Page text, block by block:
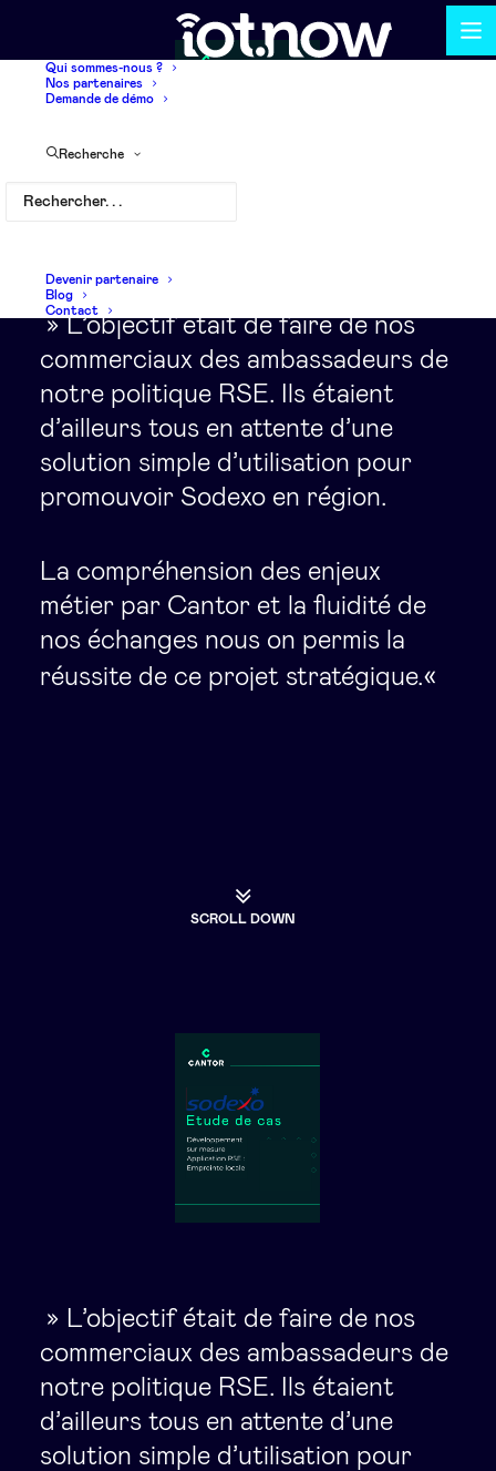
Qui sommes-nous ?
Nos partenaires
Demande de démo
Recherche
Devenir partenaire
Blog
Contact
» L’objectif était de faire de nos
commerciaux des ambassadeurs de
notre politique RSE. Ils étaient
d’ailleurs tous en attente d’une
solution simple d’utilisation pour
promouvoir Sodexo en région.
La compréhension des enjeux
métier par Cantor et la fluidité de
nos échanges nous on permis la
réussite de ce projet stratégique.«
SCROLL DOWN
» L’objectif était de faire de nos
commerciaux des ambassadeurs de
notre politique RSE. Ils étaient
d’ailleurs tous en attente d’une
solution simple d’utilisation pour